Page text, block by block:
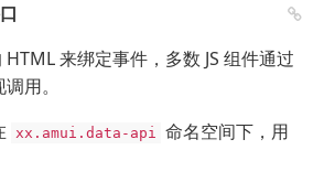
来绑定事件，多数 JS 组件通过
用。
xx.amui.data-api 命名空间下，用